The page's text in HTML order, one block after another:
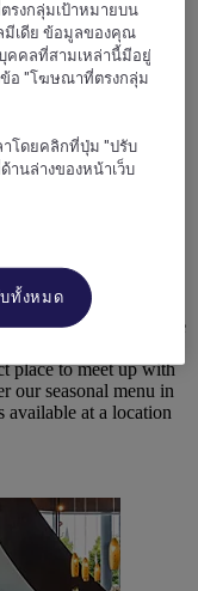
Situated in
the train station, we
location. Enjoy nature
place to meet up with
our seasonal menu in
available at a location
งกลุ่มเป้าหมายบน
มีเดีย ข้อมูลของคุณ
คคลที่สามเหล่านี้มีอยู่
ข้อ "โฆษณาที่ตรงกลุ่ม
โดยคลิกที่ปุ่ม "ปรับ
านล่างของหน้าเว็บ
ทั้งหมด